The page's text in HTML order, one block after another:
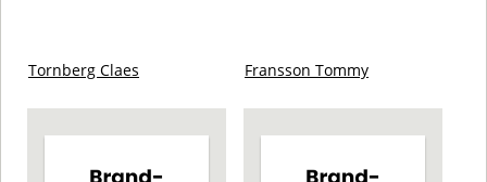
Tornberg Claes Fransson Tommy